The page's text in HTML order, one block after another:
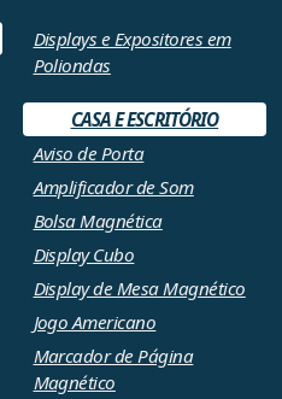
Displays e Expositores em
Poliondas
CASA E ESCRITÓRIO
Aviso de Porta
Amplificador de Som
Bolsa Magnética
Display Cubo
Display de Mesa Magnético
Jogo Americano
Marcador de Página
Magnético